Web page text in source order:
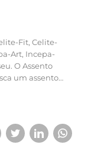
Fit, Celite-
Art, Incepa-
O Assento
um assento
cores dos
de